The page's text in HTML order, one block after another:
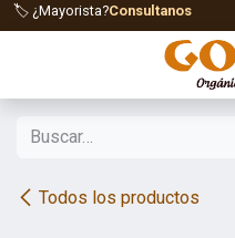
Ir al contenido
🏷️ ¿Mayorista?Consultanos
Todos los productos